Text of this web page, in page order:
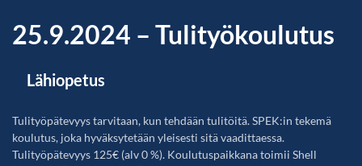
25.9.2024 – Tulityökoulutus
Lähiopetus
Tulityöpätevyys tarvitaan, kun tehdään tulitöitä. SPEK:in tekemä
koulutus, joka hyväksytetään yleisesti sitä vaadittaessa.
Tulityöpätevyys 125€ (alv 0 %). Koulutuspaikkana toimii Shell